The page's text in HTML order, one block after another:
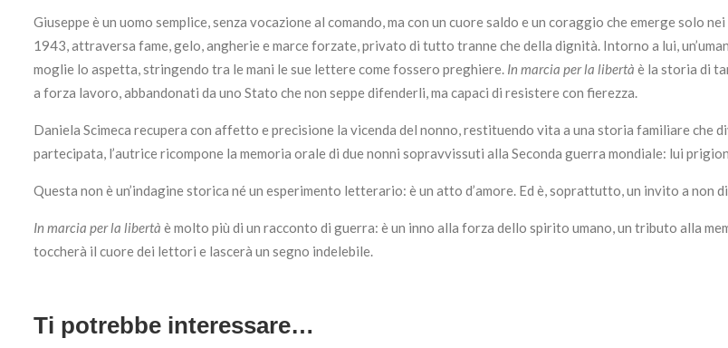
Giuseppe è un uomo semplice, senza vocazione al comando, ma con un cuore saldo e un coraggio che emerge solo
1943, attraversa fame, gelo, angherie e marce forzate, privato di tutto tranne che della dignità. Intorno a lui,
moglie lo aspetta, stringendo tra le mani le sue lettere come fossero preghiere. In marcia per la libertà è la storia di
a forza lavoro, abbandonati da uno Stato che non seppe difenderli, ma capaci di resistere con fierezza.
Daniela Scimeca recupera con affetto e precisione la vicenda del nonno, restituendo vita a una storia familiare che
partecipata, l’autrice ricompone la memoria orale di due nonni sopravvissuti alla Seconda guerra mondiale: lui
Questa non è un’indagine storica né un esperimento letterario: è un atto d’amore. Ed è, soprattutto, un invito a non
In marcia per la libertà è molto più di un racconto di guerra: è un inno alla forza dello spirito umano, un tributo alla
toccherà il cuore dei lettori e lascerà un segno indelebile.
Ti potrebbe interessare…